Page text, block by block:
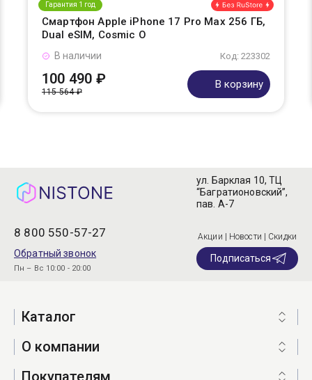
Гарантия 1 год
Смартфон Apple iPhone 17 Pro Max 256 ГБ,
Dual eSIM, Cosmic O
Код: 223302
В наличии
100 490 ₽
115 564 ₽
В корзину
8 800 550-57-27
Обратный звонок
Пн – Вс 10:00 - 20:00
ул. Барклая 10, ТЦ
“Багратионовский”,
пав. А-7
Акции | Новости | Скидки
Подписаться
Каталог
О компании
Покупателям